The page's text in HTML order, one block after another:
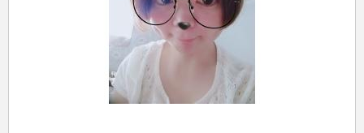
で読んでいただき、ありがとうございましたm(__)m